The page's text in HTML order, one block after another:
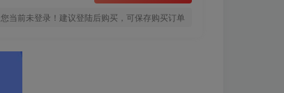
您当前未登录！建议登陆后购买，可保存购买订单